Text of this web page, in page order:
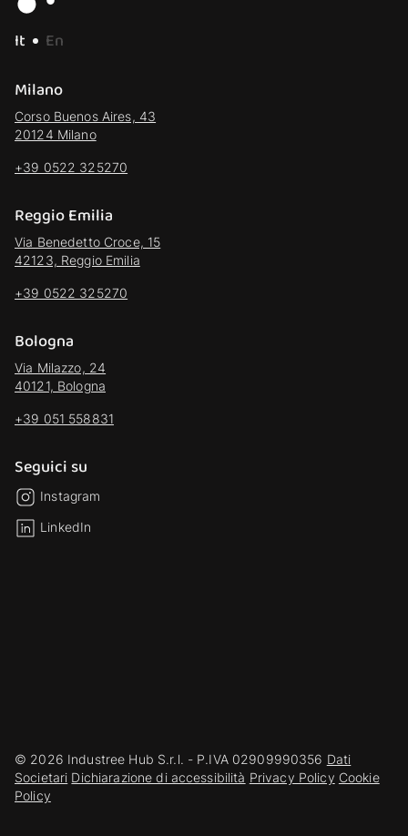
It
En
Milano
Corso Buenos Aires, 43
20124 Milano
+39 0522 325270
Reggio Emilia
Via Benedetto Croce, 15
42123, Reggio Emilia
+39 0522 325270
Bologna
Via Milazzo, 24
40121, Bologna
+39 051 558831
Seguici su
Instagram
LinkedIn
© 2026 Industree Hub S.r.l. - P.IVA 02909990356 Dati
Societari Dichiarazione di accessibilità Privacy Policy Cookie
Policy